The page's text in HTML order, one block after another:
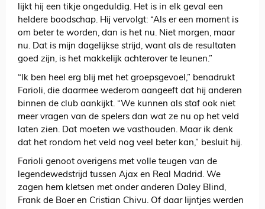
lijkt hij een tikje ongeduldig. Het is in elk geval een
heldere boodschap. Hij vervolgt: “Als er een moment is
om beter te worden, dan is het nu. Niet morgen, maar
nu. Dat is mijn dagelijkse strijd, want als de resultaten
goed zijn, is het makkelijk achterover te leunen.”
“Ik ben heel erg blij met het groepsgevoel,” benadrukt
Farioli, die daarmee wederom aangeeft dat hij anderen
binnen de club aankijkt. “We kunnen als staf ook niet
meer vragen van de spelers dan wat ze nu op het veld
laten zien. Dat moeten we vasthouden. Maar ik denk
dat het rondom het veld nog veel beter kan,” besluit hij.
Farioli genoot overigens met volle teugen van de
legendewedstrijd tussen Ajax en Real Madrid. We
zagen hem kletsen met onder anderen Daley Blind,
Frank de Boer en Cristian Chivu. Of daar lijntjes werden